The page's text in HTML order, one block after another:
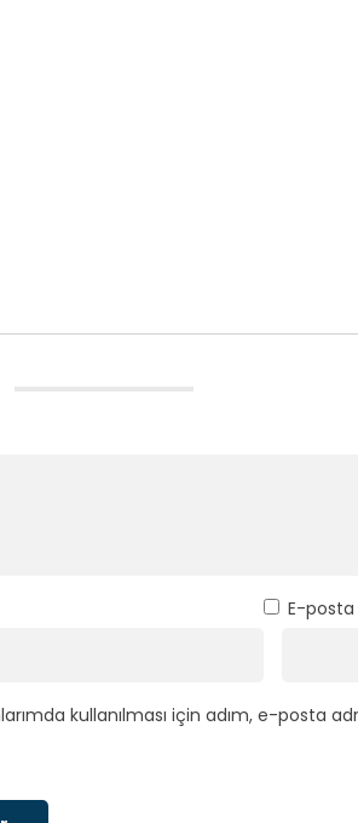
E-posta
kullanılması için adım, e-posta